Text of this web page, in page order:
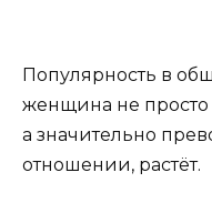
Популярность в
женщина не просто
а значительно
отношении, растёт.